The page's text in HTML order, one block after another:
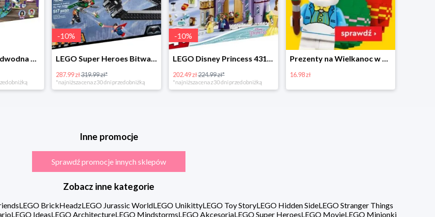
LEGO Super Heroes Bitwa powietrzna w super cenie
obniżką
-10%
LEGO Disney Princess 43180 Zimowe święto w zamku Belli
202.49 zł224.99 zł*
*najniższa cena z 30 dni przed obniżką
Prezenty na Wielkanoc w Planecie Klocków od 16,99 zł
16.98 zł
Zestawy Bitbox LEGO Vidiyo w Planecie Klocków -20%
20%
Inne promocje
Sprawdź promocje innych sklepów
Zobacz inne kategorie
LEGO BrickHeadzLEGO Jurassic WorldLEGO UnikittyLEGO Toy StoryLEGO Hidden SideLEGO Stranger Things
LEGO IdeasLEGO ArchitectureLEGO MindstormsLEGO AkcesoriaLEGO Super HeroesLEGO MovieLEGO Minionki